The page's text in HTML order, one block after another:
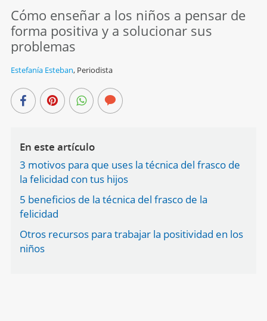
Cómo enseñar a los niños a pensar de
forma positiva y a solucionar sus
problemas
Estefanía Esteban, Periodista
En este artículo
3 motivos para que uses la técnica del frasco de
la felicidad con tus hijos
5 beneficios de la técnica del frasco de la
felicidad
Otros recursos para trabajar la positividad en los
niños